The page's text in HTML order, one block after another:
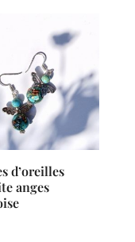
d’oreilles
anges